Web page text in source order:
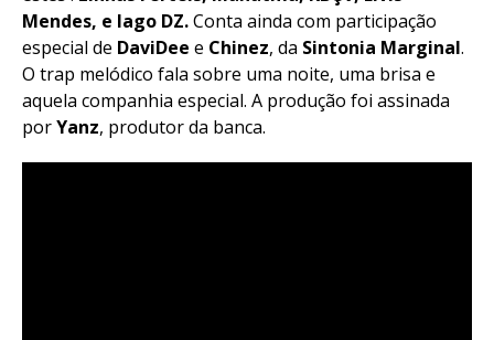
Mendes, e Iago DZ.Conta ainda com participação
especial de DaviDee e Chinez, da Sintonia Marginal.
O trap melódico fala sobre uma noite, uma brisa e
aquela companhia especial. A produção foi assinada
porYanz, produtor da banca.